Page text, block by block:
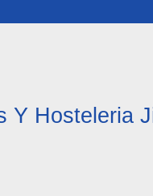
Y Hosteleria